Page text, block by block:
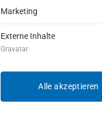
Marketing
Externe Inhalte
Gravatar
Alle akzeptieren